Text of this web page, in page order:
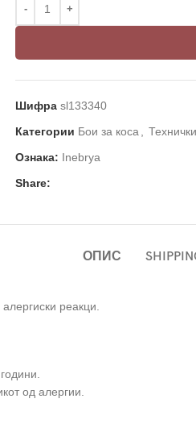
Шифра sl133340
Категории Бои за коса
Ознака: Inebrya
Share:
ОПИС
реакци.
од алергии.